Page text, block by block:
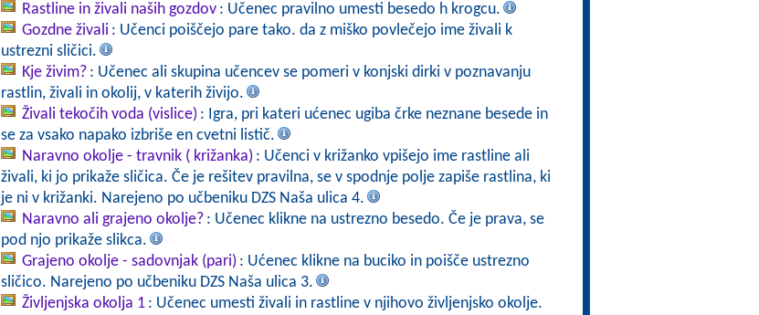
Rastline in živali naših gozdov : Učenec pravilno umesti besedo h krogcu.
Gozdne živali : Učenci poiščejo pare tako. da z miško povlečejo ime živali k
ustrezni sličici.
Kje živim? : Učenec ali skupina učencev se pomeri v konjski dirki v poznavanju
rastlin, živali in okolij, v katerih živijo.
Živali tekočih voda (vislice) : Igra, pri kateri ućenec ugiba črke neznane besede in
se za vsako napako izbriše en cvetni listič.
Naravno okolje - travnik ( križanka) : Učenci v križanko vpišejo ime rastline ali
živali, ki jo prikaže sličica. Če je rešitev pravilna, se v spodnje polje zapiše rastlina, ki
je ni v križanki. Narejeno po učbeniku DZS Naša ulica 4.
Naravno ali grajeno okolje? : Učenec klikne na ustrezno besedo. Če je prava, se
pod njo prikaže slikca.
Grajeno okolje - sadovnjak (pari) : Ućenec klikne na buciko in poišče ustrezno
sličico. Narejeno po učbeniku DZS Naša ulica 3.
Življenjska okolja 1 : Učenec umesti živali in rastline v njihovo življenjsko okolje.